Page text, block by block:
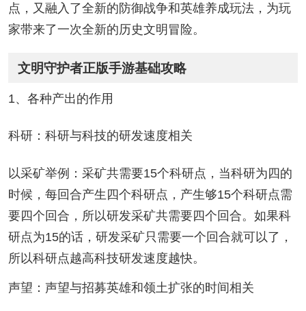
点，又融入了全新的防御战争和英雄养成玩法，为玩
家带来了一次全新的历史文明冒险。
文明守护者正版手游基础攻略
1、各种产出的作用
科研：科研与科技的研发速度相关
以采矿举例：采矿共需要15个科研点，当科研为四的
时候，每回合产生四个科研点，产生够15个科研点需
要四个回合，所以研发采矿共需要四个回合。如果科
研点为15的话，研发采矿只需要一个回合就可以了，
所以科研点越高科技研发速度越快。
声望：声望与招募英雄和领土扩张的时间相关